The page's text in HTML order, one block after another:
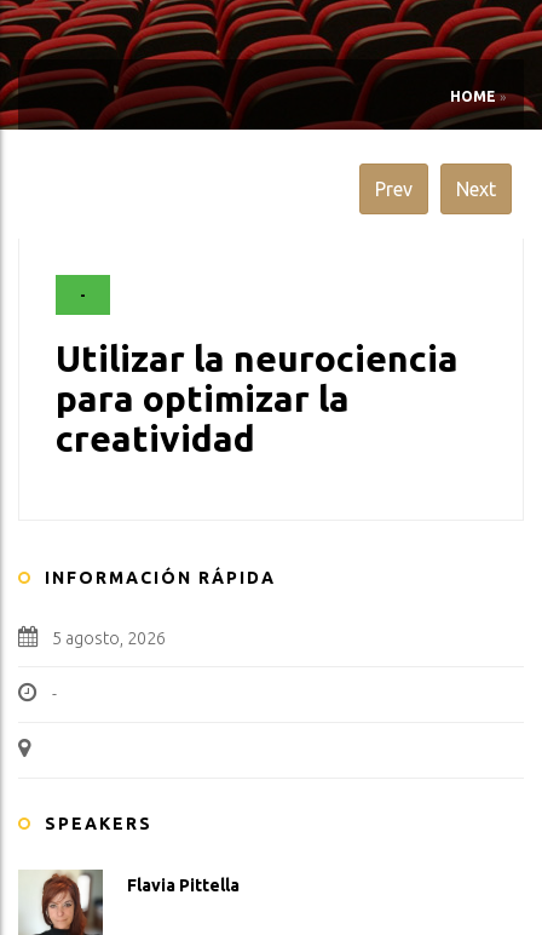
HOME»
Prev Next
-
Utilizar la neurociencia
para optimizar la
creatividad
INFORMACIÓN RÁPIDA
5 agosto, 2026
-
SPEAKERS
Flavia Pittella